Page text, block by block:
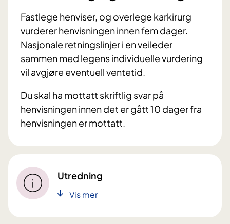
Fastlege henviser, og overlege karkirurg
vurderer henvisningen innen fem dager.
Nasjonale retningslinjer i en veileder
sammen med legens individuelle vurdering
vil avgjøre eventuell ventetid.
Du skal ha mottatt skriftlig svar på
henvisningen innen det er gått 10 dager fra
henvisningen er mottatt.
Utredning
Vis mer